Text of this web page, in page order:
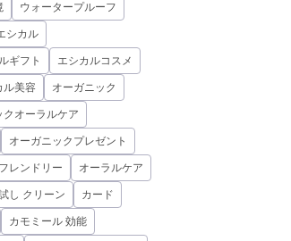
ウォータープルーフ
シカル
ギフト エシカルコスメ
ル美容 オーガニック
クオーラルケア
オーガニックプレゼント
レンドリー オーラルケア
し クリーン カード
カモミール 効能